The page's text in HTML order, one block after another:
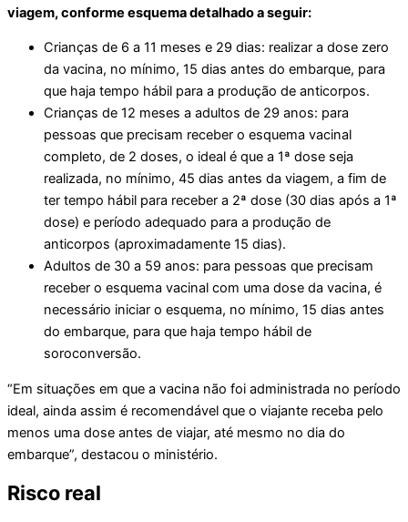
viagem, conforme esquema detalhado a seguir:
Crianças de 6 a 11 meses e 29 dias: realizar a dose zero
da vacina, no mínimo, 15 dias antes do embarque, para
que haja tempo hábil para a produção de anticorpos.
Crianças de 12 meses a adultos de 29 anos: para
pessoas que precisam receber o esquema vacinal
completo, de 2 doses, o ideal é que a 1ª dose seja
realizada, no mínimo, 45 dias antes da viagem, a fim de
ter tempo hábil para receber a 2ª dose (30 dias após a 1ª
dose) e período adequado para a produção de
anticorpos (aproximadamente 15 dias).
Adultos de 30 a 59 anos: para pessoas que precisam
receber o esquema vacinal com uma dose da vacina, é
necessário iniciar o esquema, no mínimo, 15 dias antes
do embarque, para que haja tempo hábil de
soroconversão.
“Em situações em que a vacina não foi administrada no período
ideal, ainda assim é recomendável que o viajante receba pelo
menos uma dose antes de viajar, até mesmo no dia do
embarque”, destacou o ministério.
Risco real